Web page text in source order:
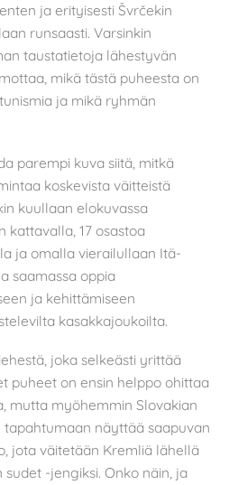
ja erityisesti Švrčekin
runsaasti. Varsinkin
taustatietoja lähestyvän
mikä tästä puheesta on
ja mikä ryhmän
parempi kuva siitä, mitkä
koskevista väitteistä
kuullaan elokuvassa
kattavalla, 17 osastoa
ja omalla vierailullaan Itä-
saamassa oppia
ja kehittämiseen
kasakkajoukoilta.
joka selkeästi yrittää
puheet on ensin helppo ohittaa
mutta myöhemmin Slovakian
näyttää saapuvan
jota väitetään Kremliä lähellä
sudet -jengiksi. Onko näin, ja